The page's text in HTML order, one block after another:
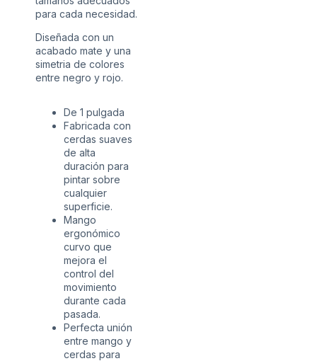
para cada necesidad.
Diseñada con un
acabado mate y una
simetria de colores
entre negro y rojo.
De 1 pulgada
Fabricada con
cerdas suaves
de alta
duración para
pintar sobre
cualquier
superficie.
Mango
ergonómico
curvo que
mejora el
control del
movimiento
durante cada
pasada.
Perfecta unión
entre mango y
cerdas para